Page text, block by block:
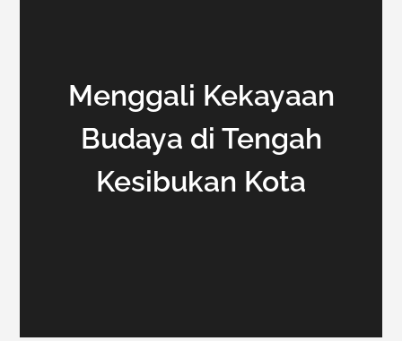
Menggali Kekayaan
Budaya di Tengah
Kesibukan Kota